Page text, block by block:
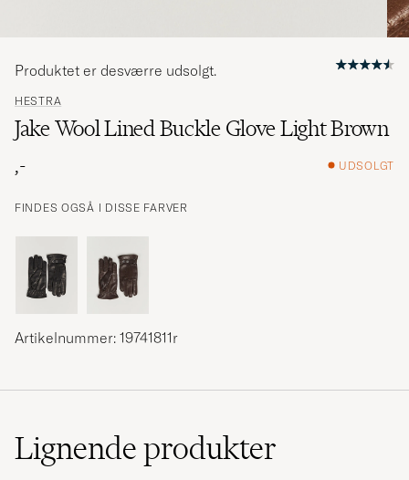
HESTRA
Jake Wool Lined Buckle Glove Light Brown
,-
UDSOLGT
FINDES OGSÅ I DISSE FARVER
Produktet er desværre udsolgt.
Artikelnummer: 19741811r
Lignendeprodukter